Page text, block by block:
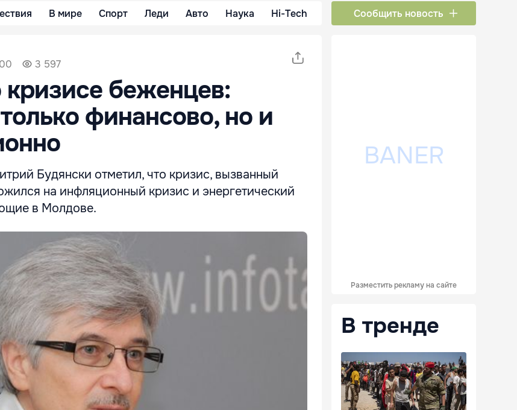
В мире Спорт Леди Авто Наука Hi-Tech Сообщить новость
3 597
кризисе беженцев:
финансово, но и
Будянски отметил, что кризис, вызванный
на инфляционный кризис и энергетический
в Молдове.
Разместить рекламу на сайте
В тренде